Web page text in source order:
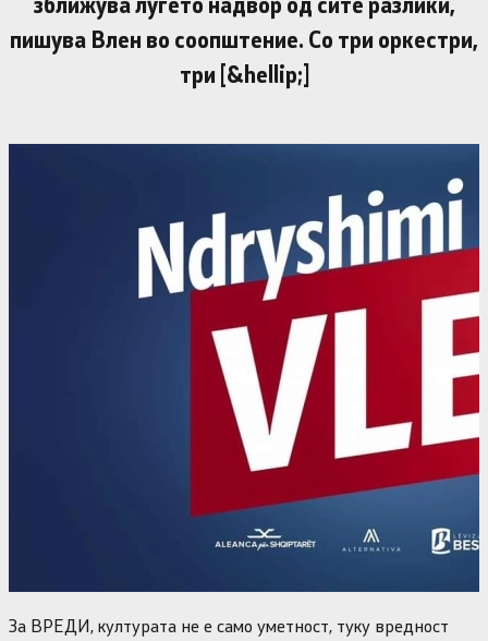
пишува Влен во соопштение. Со три оркестри,
три [&hellip;]
За ВРЕДИ, културата не е само уметност, туку вредност